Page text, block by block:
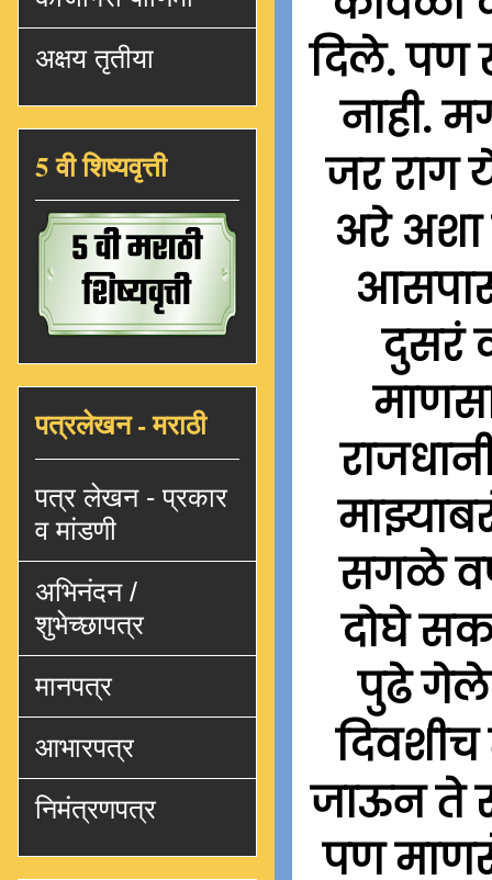
दिले. पण
नाही.
जर राग
अरे अशा
दुसरं
सगळे
दोघे
पुढे गेले
जाऊन ते
पण
अक्षय तृतीया
5 वी शिष्यवृत्ती
पत्रलेखन - मराठी
पत्र लेखन - प्रकार
व मांडणी
अभिनंदन /
शुभेच्छापत्र
मानपत्र
आभारपत्र
निमंत्रणपत्र